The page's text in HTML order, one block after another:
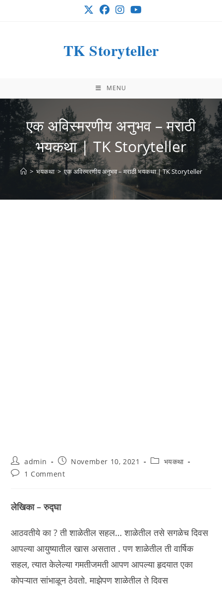
TK Storyteller
MENU
एक अविस्मरणीय अनुभव – मराठी
भयकथा | TK Storyteller
> भयकथा > एक अविस्मरणीय अनुभव – मराठी भयकथा | TK Storyteller
Post
author:
admin
Post
published:
November 10, 2021
Postभयकथा
Post1 Comment
लेखिका – रुद्घा
आठवतीये का ? ती शाळेतील सहल… शाळेतील तसे सगळेच दिवस
आपल्या आयुष्यातील खास असतात . पण शाळेतील ती वार्षिक
सहल, त्यात केलेल्या गमतीजमती आपण आपल्या हृदयात एका
कोपऱ्यात सांभाळून ठेवतो. माझेपण शाळेतील ते दिवस